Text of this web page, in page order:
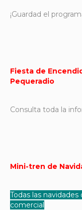
¡Guardad el
Fiesta de
Pequeradio
Consulta toda la
Mini-tren de
Todas las
comercial